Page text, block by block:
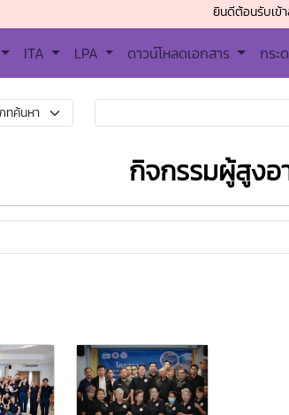
ยินดีต้อนรับเข้าสู่เทศบา
ITA LPA ดาวน์โหลดเอกสาร กระ
กิจกรรมผู้สูงอ